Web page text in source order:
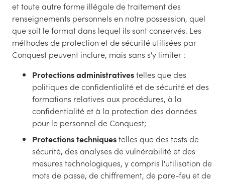
et toute autre forme illégale de traitement des
renseignements personnels en notre possession, quel
que soit le format dans lequel ils sont conservés. Les
méthodes de protection et de sécurité utilisées par
Conquest peuvent inclure, mais sans s'y limiter :
Protections administrativestelles que des
politiques de confidentialité et de sécurité et des
formations relatives aux procédures, à la
confidentialité et à la protection des données
pour le personnel de Conquest;
Protections techniquestelles que des tests de
sécurité, des analyses de vulnérabilité et des
mesures technologiques, y compris l'utilisation de
mots de passe, de chiffrement, de pare-feu et de